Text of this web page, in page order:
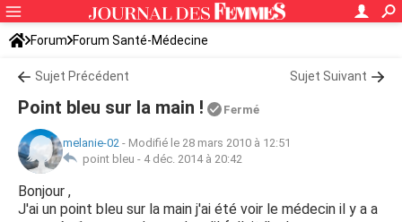
Forum Forum Santé-Médecine
Symptômes et maladies courantes
Sujet Précédent Sujet Suivant
Point bleu sur la main ! Fermé
melanie-02 - Modifié le 28 mars 2010 à 12:51
point bleu - 4 déc. 2014 à 20:42
Bonjour ,
J'ai un point bleu sur la main j'ai été voir le médecin il y a a